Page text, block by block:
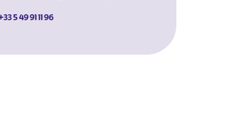
5 49 91 11 96